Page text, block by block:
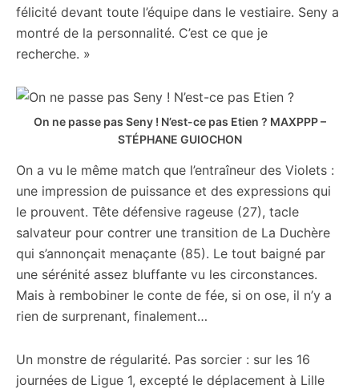
félicité devant toute l’équipe dans le vestiaire. Seny a
montré de la personnalité. C’est ce que je
recherche. »
On ne passe pas Seny ! N’est-ce pas Etien ? MAXPPP –
STÉPHANE GUIOCHON
On a vu le même match que l’entraîneur des Violets :
une impression de puissance et des expressions qui
le prouvent. Tête défensive rageuse (27), tacle
salvateur pour contrer une transition de La Duchère
qui s’annonçait menaçante (85). Le tout baigné par
une sérénité assez bluffante vu les circonstances.
Mais à rembobiner le conte de fée, si on ose, il n’y a
rien de surprenant, finalement…
Un monstre de régularité. Pas sorcier : sur les 16
journées de Ligue 1, excepté le déplacement à Lille